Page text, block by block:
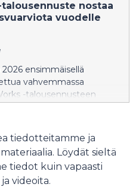
nostaa
vuodelle
ensimmäisellä
vahvemmassa
-talousennusteen
2026.
tiedotteitamme ja
Löydät sieltä
tiedot kuin vapaasti
videoita.